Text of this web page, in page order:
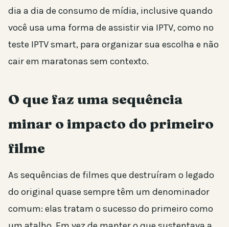
dia a dia de consumo de mídia, inclusive quando
você usa uma forma de assistir via IPTV, como no
teste IPTV smart, para organizar sua escolha e não
cair em maratonas sem contexto.
O que faz uma sequência
minar o impacto do primeiro
filme
As sequências de filmes que destruíram o legado
do original quase sempre têm um denominador
comum: elas tratam o sucesso do primeiro como